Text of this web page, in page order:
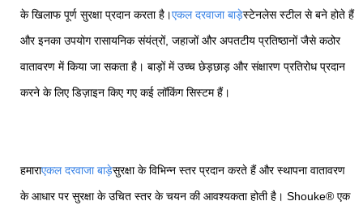
के खिलाफ पूर्ण सुरक्षा प्रदान करता है।एकल दरवाजा बाड़ेस्टेनलेस स्टील से बने होते हैं
और इनका उपयोग रासायनिक संयंत्रों, जहाजों और अपतटीय प्रतिष्ठानों जैसे कठोर
वातावरण में किया जा सकता है। बाड़ों में उच्च छेड़छाड़ और संक्षारण प्रतिरोध प्रदान
करने के लिए डिज़ाइन किए गए कई लॉकिंग सिस्टम हैं।
हमाराएकल दरवाजा बाड़ेसुरक्षा के विभिन्न स्तर प्रदान करते हैं और स्थापना वातावरण
के आधार पर सुरक्षा के उचित स्तर के चयन की आवश्यकता होती है। Shouke® एक